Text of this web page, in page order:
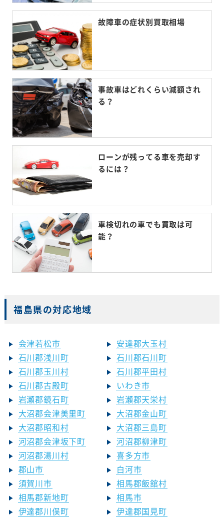
故障車の症状別買取相場
事故車はどれくらい減額され
る？
ローンが残ってる車を売却す
るには？
車検切れの車でも買取は可
能？
福島県の対応地域
会津若松市
安達郡大玉村
石川郡浅川町
石川郡石川町
石川郡玉川村
石川郡平田村
石川郡古殿町
いわき市
岩瀬郡鏡石町
岩瀬郡天栄村
大沼郡会津美里町
大沼郡金山町
大沼郡昭和村
大沼郡三島町
河沼郡会津坂下町
河沼郡柳津町
河沼郡湯川村
喜多方市
郡山市
白河市
須賀川市
相馬郡飯舘村
相馬郡新地町
相馬市
伊達郡川俣町
伊達郡国見町